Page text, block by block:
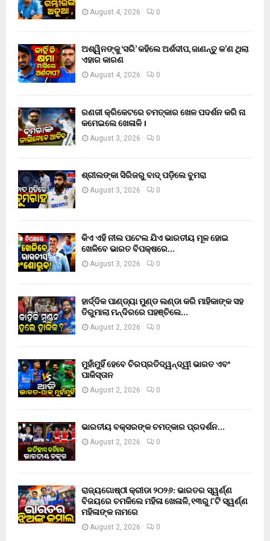
August 4, 2026 0
ଅଶ୍ୱିନଙ୍କୁ ‘ସରି’ କହିଲେ ଅର୍ଶଦୀପ, ଜାଣନ୍ତୁ କ’ଣ ଥିଲା
ଏହାର କାରଣ
August 4, 2026 0
ରଣଜୀ କ୍ରିକେଟରେ ଚମତ୍କାର ଖେଳ ପଦର୍ଶନ କରି ନା
କମେଇଲେ ଖେଳାଳି ।
August 3, 2026 0
ଶ୍ରୀଲଙ୍କା ସିରିଜରୁ ବାଦ୍ ପଡ଼ିଲେ ବୁମରା
August 3, 2026 0
କିଏ ଏହି ନୀଲ ପଟେଲ ଯିଏ ଭାରତୀୟ ମୂଳ ହୋଇ
ଖେଳିବେ ଭାରତ ବିପକ୍ଷରେ…
August 3, 2026 0
ହାର୍ଦ୍ଦିକ ପାଣ୍ଡ୍ୟା ମୁଣ୍ଡ ଲଣ୍ଡା କରି ମାହିକାଙ୍କ ସହ
ତିରୁମାଲା ମନ୍ଦିରରେ ପହଞ୍ଚିଲେ…
August 2, 2026 0
ମୁହାଁମୁହିଁ ହେବେ ଚିରପ୍ରତିଦ୍ୱନ୍ଦ୍ୱୀ ଭାରତ ଏବଂ
ପାକିସ୍ତାନ
August 2, 2026 0
ଭାରତୀୟ ବକ୍ସରଙ୍କ ଚମତ୍କାର ପ୍ରଦର୍ଶନ…
August 2, 2026 0
ରାଜ୍ୟଗୋଷ୍ଠୀ କ୍ରୀଡା ୨୦୨୬: ଭାରତର ସ୍ୱର୍ଣ୍ଣ
ବିଜୟରେ ଚମକିଲେ ମହିଳା ଖେଳାଳି, ୧୩ରୁ ୮ଟି ସ୍ୱର୍ଣ୍ଣ
ମହିଳାଙ୍କ ନାମରେ
August 2, 2026 0